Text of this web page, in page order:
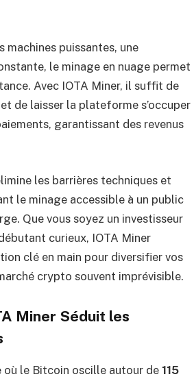
puissantes, une
le minage en nuage permet
Avec IOTA Miner, il suffit de
de laisser la plateforme s’occuper
garantissant des revenus
les barrières techniques et
le minage accessible à un public
Que vous soyez un investisseur
curieux, IOTA Miner
clé en main pour diversifier vos
crypto souvent imprévisible.
Miner Séduit les
où le Bitcoin oscille autour de115